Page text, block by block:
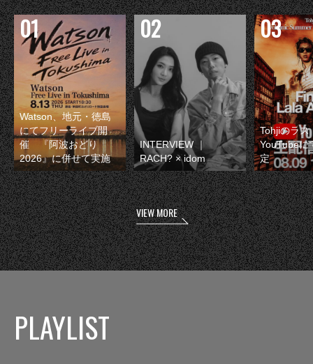
Watson、地元・徳島
にてフリーライブ開
催 『阿波おどり
2026』に併せて実施
INTERVIEW ｜
RACH? × idom
Tohjiのラス
YouTubeに
定
VIEW MORE
PLAYLIST